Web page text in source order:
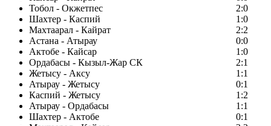
Тобол - Окжетпес
2:0
Шахтер - Каспий
1:0
Махтаарал - Кайрат
2:2
Астана - Атырау
0:0
Актобе - Кайсар
1:0
Ордабасы - Кызыл-Жар СК
2:1
Жетысу - Аксу
1:1
Атырау - Жетысу
0:1
Каспий - Жетысу
1:2
Атырау - Ордабасы
1:1
Шахтер - Актобе
0:1